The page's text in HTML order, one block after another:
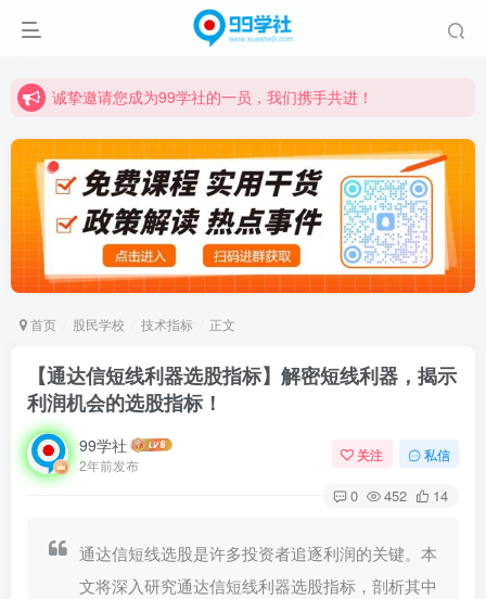
诚挚邀请您成为99学社的一员，我们携手共进！
诚挚邀请您成为99学社的一员，我们携手共进！
学习路上不孤独，99学社与你同行！分享全网优质VIP资源，炒股教程、创业教程、网络营销教程、自媒体短视频教程等，长期更新各大精品创业项目！
首页 股民学校 技术指标 正文
【通达信短线利器选股指标】解密短线利器，揭示
利润机会的选股指标！
99学社
2年前发布
关注 私信
0 452 14
通达信短线选股是许多投资者追逐利润的关键。本
文将深入研究通达信短线利器选股指标，剖析其中